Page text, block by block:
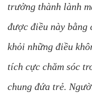
trưởng thành lành
được điều này
khỏi những điều
tích cực chăm sóc
chung đứa trẻ.